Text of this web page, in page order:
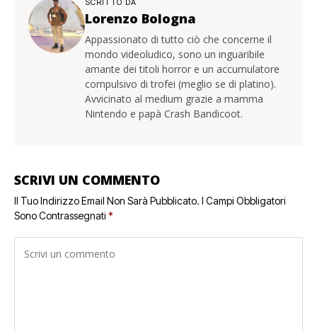
Lorenzo Bologna
Appassionato di tutto ciò che concerne il
mondo videoludico, sono un inguaribile
amante dei titoli horror e un accumulatore
compulsivo di trofei (meglio se di platino).
Avvicinato al medium grazie a mamma
Nintendo e papà Crash Bandicoot.
SCRIVI UN COMMENTO
Il Tuo Indirizzo Email Non Sarà Pubblicato. I Campi Obbligatori
Sono Contrassegnati *